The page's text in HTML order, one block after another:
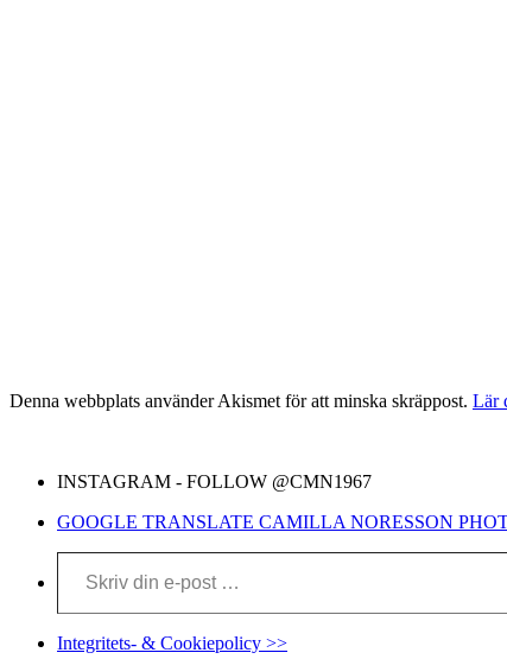
Denna webbplats använder Akismet för att minska skräppost. Lär
INSTAGRAM - FOLLOW @CMN1967
GOOGLE TRANSLATE CAMILLA NORESSON
Skriv din e-post …
Integritets- & Cookiepolicy >>